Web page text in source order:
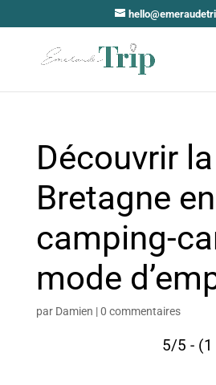
Découvrir la
Bretagne en
camping-
mode
par Damien |0 commentaires
5/5 - (1